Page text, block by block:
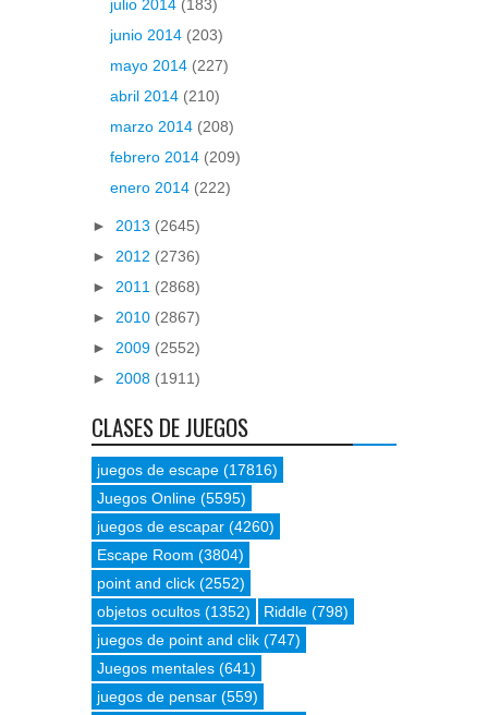
julio 2014 (183)
junio 2014 (203)
mayo 2014 (227)
abril 2014 (210)
marzo 2014 (208)
febrero 2014 (209)
enero 2014 (222)
► 2013 (2645)
► 2012 (2736)
► 2011 (2868)
► 2010 (2867)
► 2009 (2552)
► 2008 (1911)
CLASES DE JUEGOS
juegos de escape (17816)
Juegos Online (5595)
juegos de escapar (4260)
Escape Room (3804)
point and click (2552)
objetos ocultos (1352) Riddle (798)
juegos de point and clik (747)
Juegos mentales (641)
juegos de pensar (559)